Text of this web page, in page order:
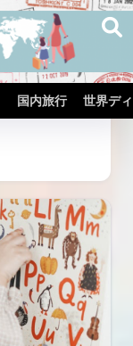
国内旅行 世界デ